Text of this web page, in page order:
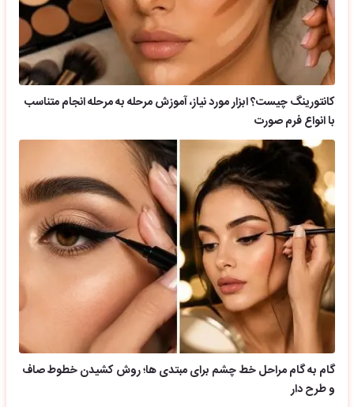
کانتورینگ چیست؟ ابزار مورد نیاز، آموزش مرحله به مرحله انجام متناسب
با انواع فرم صورت
گام به گام مراحل خط چشم برای مبتدی ها؛ روش کشیدن خطوط صاف
و طرح دار